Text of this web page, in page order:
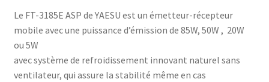
Le FT-3185E ASP de YAESU est un émetteur-récepteur
mobile avec une puissance d’émission de 85W, 50W , 20W
ou 5W
avec système de refroidissement innovant naturel sans
ventilateur, qui assure la stabilité même en cas